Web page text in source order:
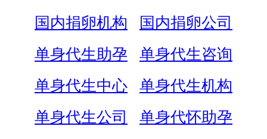
国内捐卵机构
国内捐卵公司
单身代生助孕
单身代生咨询
单身代生中心
单身代生机构
单身代生公司
单身代怀助孕